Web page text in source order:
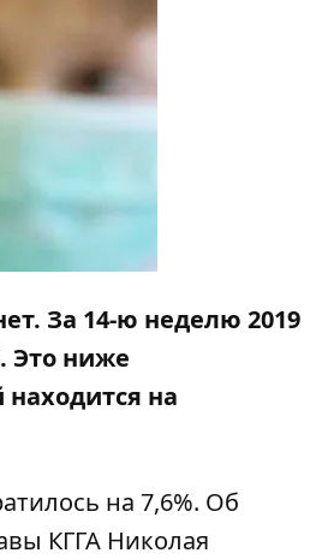
За 14-ю неделю 2019
Это ниже
на
на 7,6%. Об
КГГА Николая